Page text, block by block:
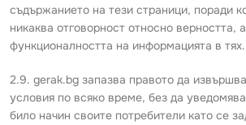
съдържанието на тези страници, поради
никаква отговорност относно верността,
функционалността на информацията в тях.
2.9. gerak.bg запазва правото да
условия по всяко време, без да
било начин своите потребители като се